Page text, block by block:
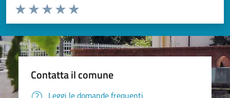
Valuta da 1 a 5 stelle la pagina
Valuta 5 stelle su 5
Valuta 4 stelle su 5
Valuta 3 stelle su 5
Valuta 2 stelle su 5
Valuta 1 stelle su 5
Contatta il comune
Leggi le domande frequenti